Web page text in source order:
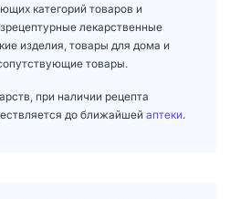
категорий товаров и
лекарственные
изделия, товары для дома и
товары.
при наличии рецепта
до ближайшей аптеки.